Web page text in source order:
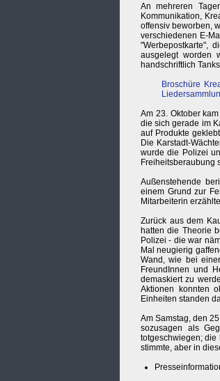
An mehreren
Kommunikation,
offensiv beworben,
verschiedenen E-
"Werbepostkarte",
ausgelegt worden
handschriftlich
Broschüre
Am 23. Oktober
die sich gerade im
auf Produkte
Die Karstadt-
wurde die Polizei
Freiheitsberaubung
Außenstehende
einem Grund zur
Mitarbeiterin
Zurück aus dem
hatten die Theorie
Polizei - die war
Mal neugierig
Wand, wie bei
FreundInnen und
demaskiert zu
Aktionen konnten
Einheiten standen
Am Samstag, den
sozusagen als
totgeschwiegen; die
stimmte, aber in